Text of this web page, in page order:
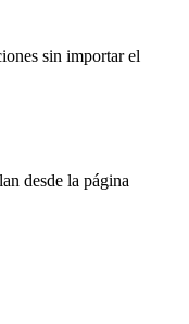
sin importar el
desde la página